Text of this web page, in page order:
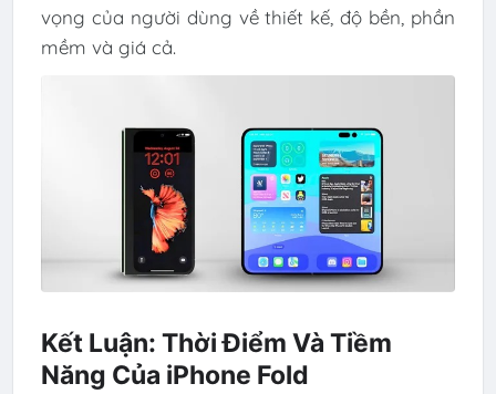
vọng của người dùng về thiết kế, độ bền, phần
mềm và giá cả.
Kết Luận: Thời Điểm Và Tiềm
Năng Của iPhone Fold